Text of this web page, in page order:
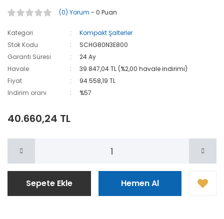
(0) Yorum - 0 Puan
Kategori
Kompakt Şalterler
Stok Kodu
SCHG80N3E800
Garanti Süresi
24 Ay
Havale
39.847,04 TL (%2,00 havale indirimi)
Fiyat
94.558,19 TL
İndirim oranı
%57
40.660,24 TL
Sepete Ekle Hemen Al